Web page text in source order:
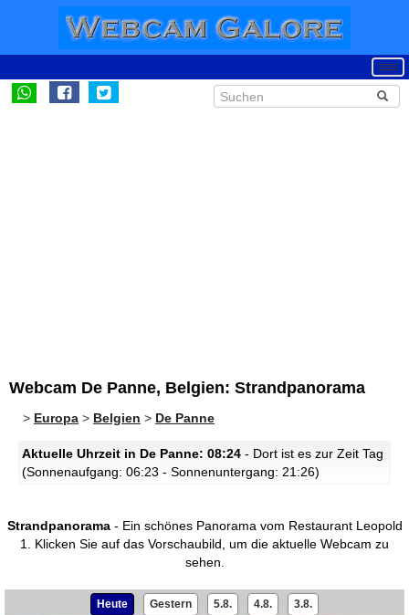
Webcam De Panne, Belgien: Strandpanorama
> Europa > Belgien > De Panne
Aktuelle Uhrzeit in De Panne: 08:24 - Dort ist es zur Zeit Tag
(Sonnenaufgang: 06:23 - Sonnenuntergang: 21:26)
Strandpanorama- Ein schönes Panorama vom Restaurant Leopold
1.
Klicken Sie auf das Vorschaubild, um die aktuelle Webcam zu
sehen.
Heute Gestern 5.8. 4.8. 3.8.